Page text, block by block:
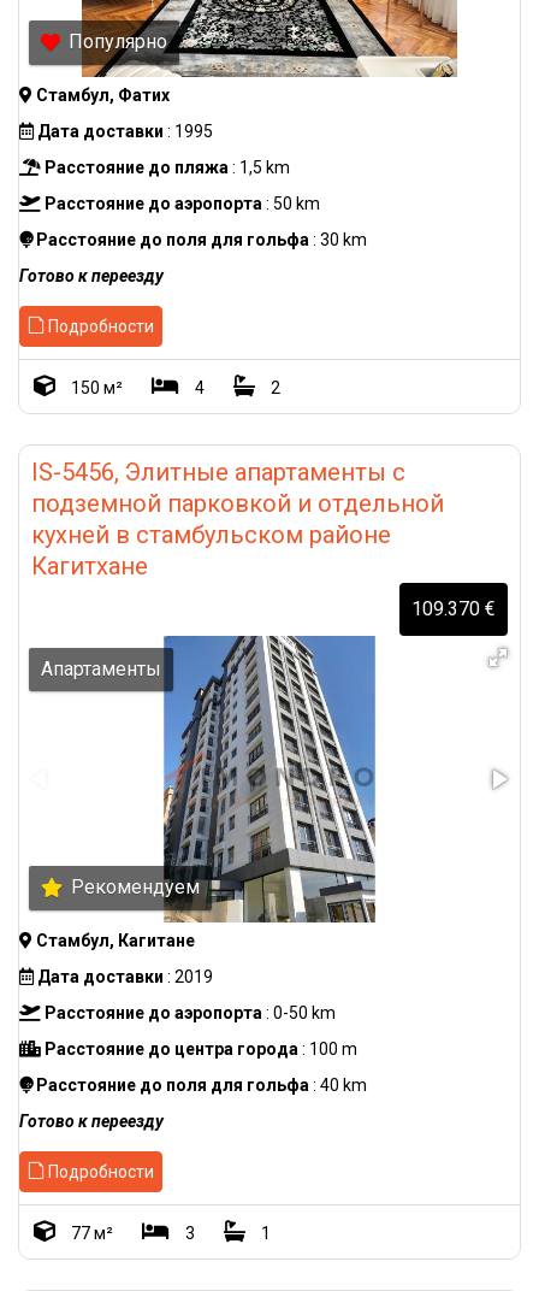
Популярно
Стамбул, Фатих
Дата доставки : 1995
Расстояние до пляжа : 1,5 km
Расстояние до аэропорта : 50 km
Расстояние до поля для гольфа : 30 km
Готово к переезду
Подробности
150 м² 4 2
IS-5456, Элитные апартаменты с
подземной парковкой и отдельной
кухней в стамбульском районе
Кагитхане
109.370 €
Апартаменты
Рекомендуем
Стамбул, Кагитане
Дата доставки : 2019
Расстояние до аэропорта : 0-50 km
Расстояние до центра города : 100 m
Расстояние до поля для гольфа : 40 km
Готово к переезду
Подробности
77 м² 3 1